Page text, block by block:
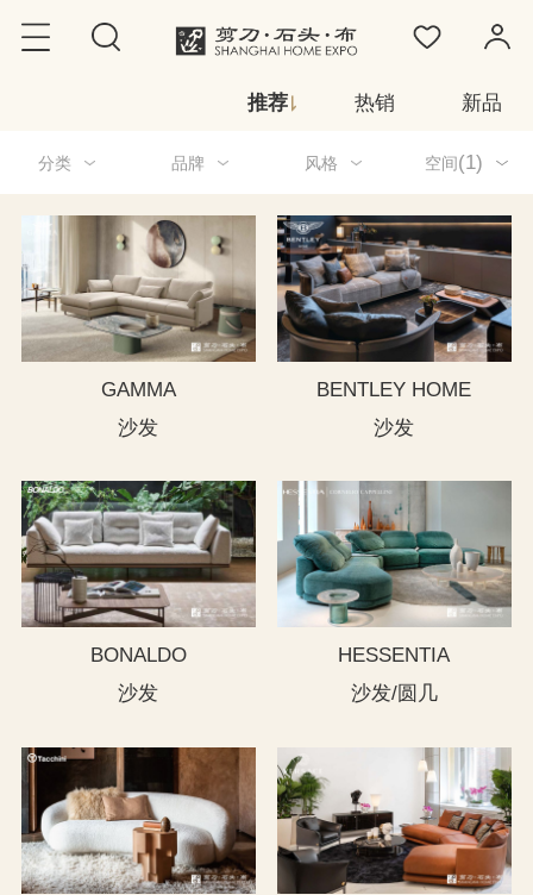
推荐 热销 新品
分类 品牌 风格 空间(1)
GAMMA
沙发
BENTLEY HOME
沙发
BONALDO
沙发
HESSENTIA
沙发/圆几